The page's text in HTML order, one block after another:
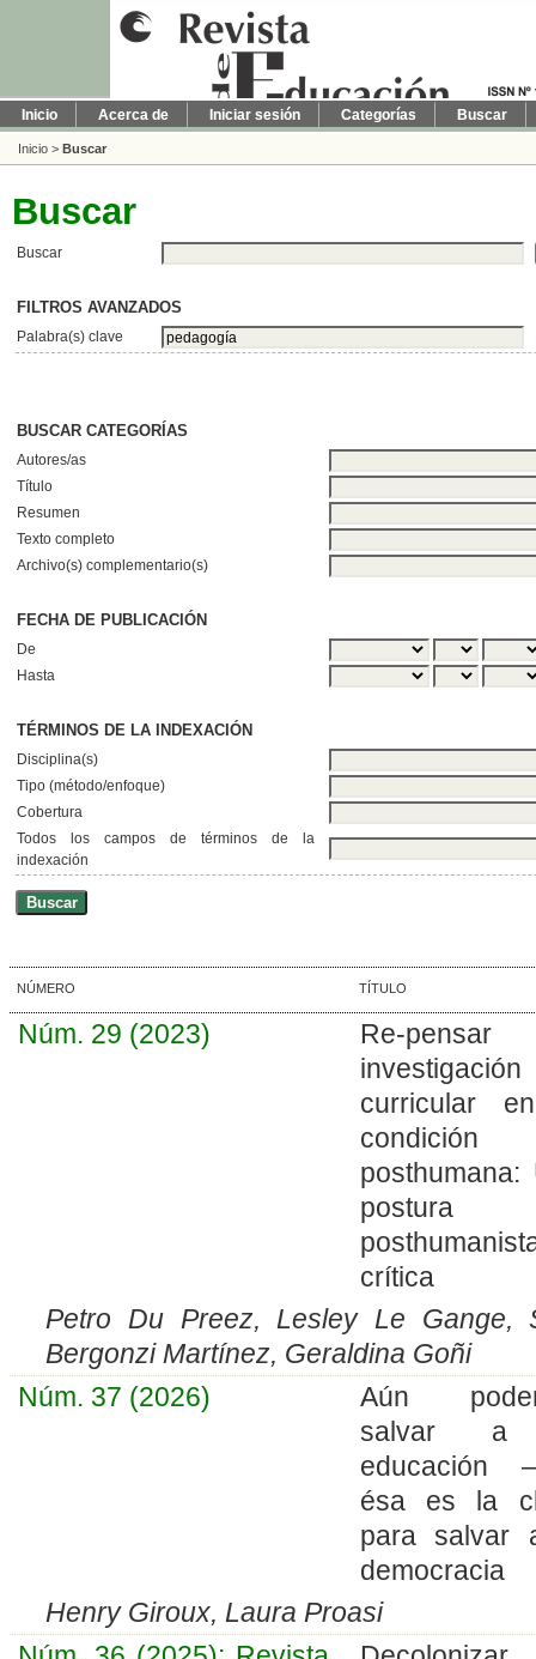
Inicio Acerca de Iniciar sesión Categorías Buscar
Inicio > Buscar
Buscar
Buscar
FILTROS AVANZADOS
Palabra(s) clave
BUSCAR CATEGORÍAS
Autores/as
Título
Resumen
Texto completo
Archivo(s) complementario(s)
FECHA DE PUBLICACIÓN
De
Hasta
TÉRMINOS DE LA INDEXACIÓN
Disciplina(s)
Tipo (método/enfoque)
Cobertura
Todos los campos de términos de la
indexación
NÚMERO TÍTULO
Núm. 29 (2023)
Re-
investigación
curricular
condición
posthumana:
postura
crítica
Petro Du Preez, Lesley Le Gange,
Bergonzi Martínez, Geraldina Goñi
Núm. 37 (2026)
Aún
salvar
educación
ésa es la
para salvar
democracia
Henry Giroux, Laura Proasi